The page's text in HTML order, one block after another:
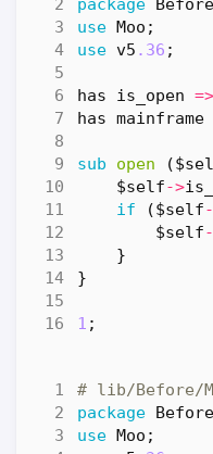
package
use Moo ;
use v5 .36 ;
has is_open =>
has mainframe
sub open
$self->
if
($self
$self
}
}
1 ;
# lib/Before/
package
use Moo ;